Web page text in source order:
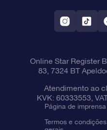
Aplicativo RV Fly me
Constelações
Online Star Register
83, 7324 BT
Atendimento ao
KVK: 60333553,
Página de imprensa
Termos e condições